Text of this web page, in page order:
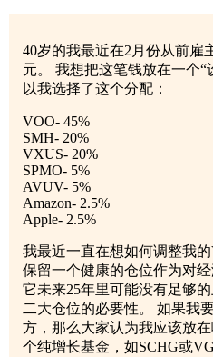
40岁的我最近在2月份从前雇
元。 我想把这笔钱放在一个
以我选择了这个分配：
VOO- 45%
SMH- 20%
VXUS- 20%
SPMO- 5%
AVUV- 5%
Amazon- 2.5%
Apple- 2.5%
我最近一直在想如何调整我
保留一个健康的仓位作为对
它未来25年里可能没有足够
二大仓位的必要性。 如果我
方，那么大家认为我应该放
个纯增长基金，如SCHG或